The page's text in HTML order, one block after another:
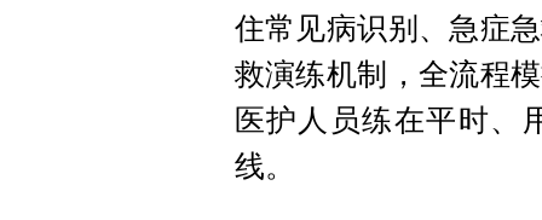
住常见病识别、急症
救演练机制，全流程
医护人员练在平时、
线。